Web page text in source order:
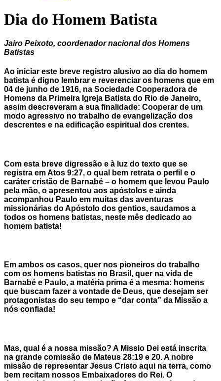
Dia do Homem Batista
Jairo Peixoto, coordenador nacional dos Homens
Batistas
Ao iniciar este breve registro alusivo ao dia do homem
batista é digno lembrar e reverenciar os homens que em
04 de junho de 1916, na Sociedade Cooperadora de
Homens da Primeira Igreja Batista do Rio de Janeiro,
assim descreveram a sua finalidade: Cooperar de um
modo agressivo no trabalho de evangelização dos
descrentes e na edificação espiritual dos crentes.
Com esta breve digressão e à luz do texto que se
registra em Atos 9:27, o qual bem retrata o perfil e o
caráter cristão de Barnabé – o homem que levou Paulo
pela mão, o apresentou aos apóstolos e ainda
acompanhou Paulo em muitas das aventuras
missionárias do Apóstolo dos gentios, saudamos a
todos os homens batistas, neste mês dedicado ao
homem batista!
Em ambos os casos, quer nos pioneiros do trabalho
com os homens batistas no Brasil, quer na vida de
Barnabé e Paulo, a matéria prima é a mesma: homens
que buscam fazer a vontade de Deus, que desejam ser
protagonistas do seu tempo e “dar conta” da Missão a
nós confiada!
Mas, qual é a nossa missão? A Missio Dei está inscrita
na grande comissão de Mateus 28:19 e 20. A nobre
missão de representar Jesus Cristo aqui na terra, como
bem recitam nossos Embaixadores do Rei. O